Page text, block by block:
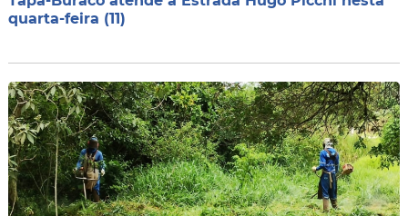
quarta-feira (11)